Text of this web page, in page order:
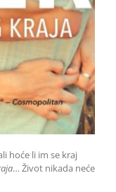
hoće li im se kraj
… Život nikada neće